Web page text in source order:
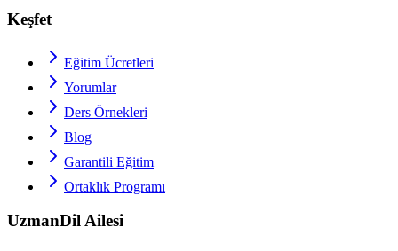
Keşfet
Eğitim Ücretleri
Yorumlar
Ders Örnekleri
Blog
Garantili Eğitim
Ortaklık Programı
UzmanDil Ailesi